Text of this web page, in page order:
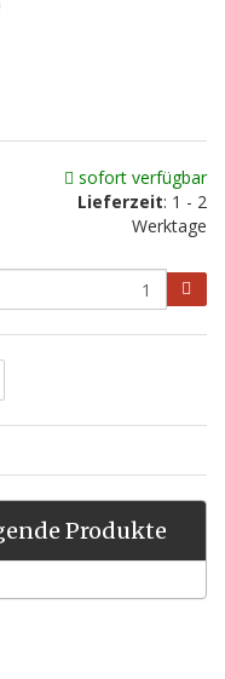
sofort verfügbar
Lieferzeit: 1 - 2
Werktage
Produkte